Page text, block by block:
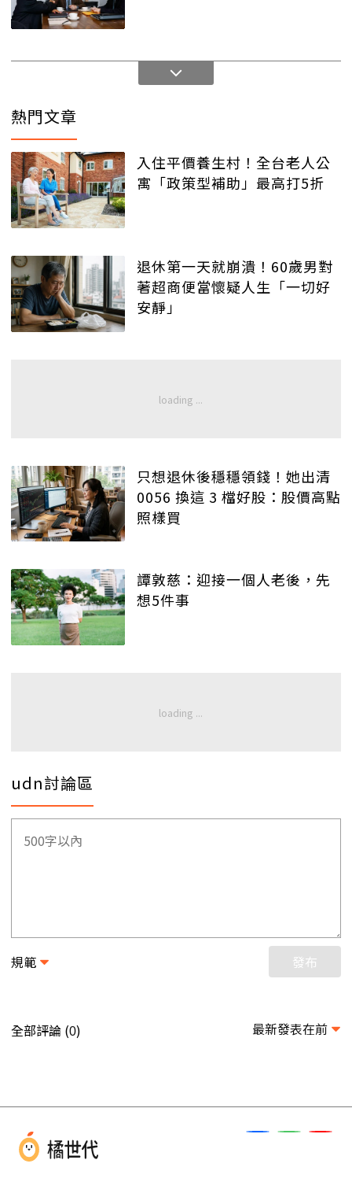
熱門文章
入住平價養生村！全台老人公
寓「政策型補助」最高打5折
退休第一天就崩潰！60歲男對
著超商便當懷疑人生「一切好
安靜」
只想退休後穩穩領錢！她出清
0056 換這 3 檔好股：股價高點
照樣買
譚敦慈：迎接一個人老後，先
想5件事
udn討論區
規範 發布
全部評論 (0) 最新發表在前